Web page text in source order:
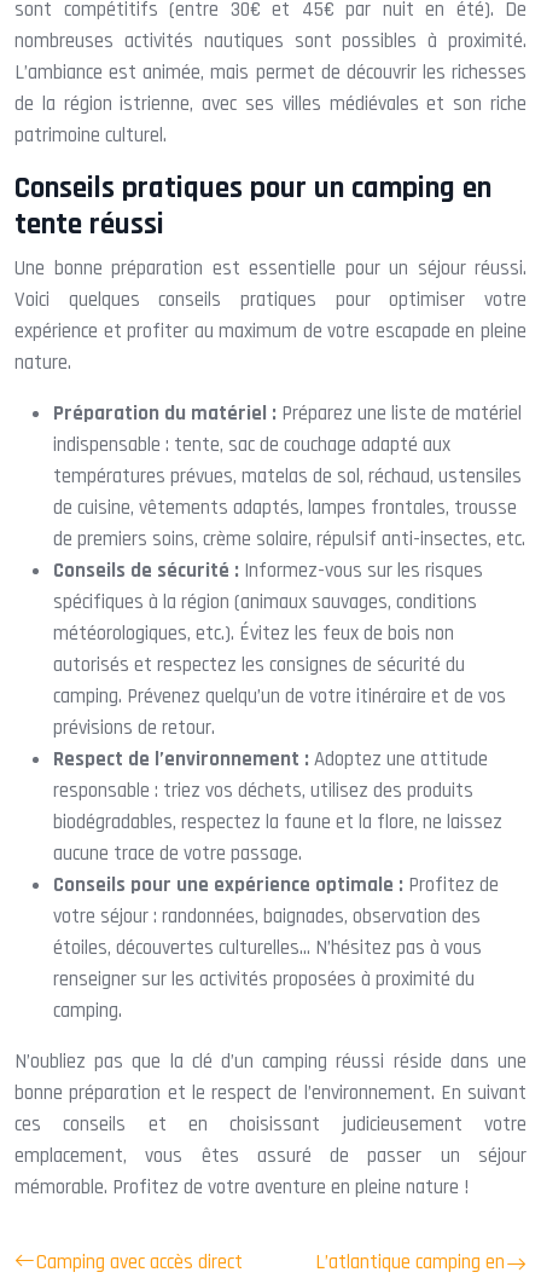
sont compétitifs (entre 30€ et 45€ par nuit en été). De
nombreuses activités nautiques sont possibles à proximité.
L’ambiance est animée, mais permet de découvrir les richesses
de la région istrienne, avec ses villes médiévales et son riche
patrimoine culturel.
Conseils pratiques pour un camping en
tente réussi
Une bonne préparation est essentielle pour un séjour réussi.
Voici quelques conseils pratiques pour optimiser votre
expérience et profiter au maximum de votre escapade en pleine
nature.
Préparation du matériel : Préparez une liste de matériel
indispensable : tente, sac de couchage adapté aux
températures prévues, matelas de sol, réchaud, ustensiles
de cuisine, vêtements adaptés, lampes frontales, trousse
de premiers soins, crème solaire, répulsif anti-insectes, etc.
Conseils de sécurité : Informez-vous sur les risques
spécifiques à la région (animaux sauvages, conditions
météorologiques, etc.). Évitez les feux de bois non
autorisés et respectez les consignes de sécurité du
camping. Prévenez quelqu’un de votre itinéraire et de vos
prévisions de retour.
Respect de l’environnement : Adoptez une attitude
responsable : triez vos déchets, utilisez des produits
biodégradables, respectez la faune et la flore, ne laissez
aucune trace de votre passage.
Conseils pour une expérience optimale : Profitez de
votre séjour : randonnées, baignades, observation des
étoiles, découvertes culturelles… N’hésitez pas à vous
renseigner sur les activités proposées à proximité du
camping.
N’oubliez pas que la clé d’un camping réussi réside dans une
bonne préparation et le respect de l’environnement. En suivant
ces conseils et en choisissant judicieusement votre
emplacement, vous êtes assuré de passer un séjour
mémorable. Profitez de votre aventure en pleine nature !
Camping avec accès direct
L’atlantique camping en